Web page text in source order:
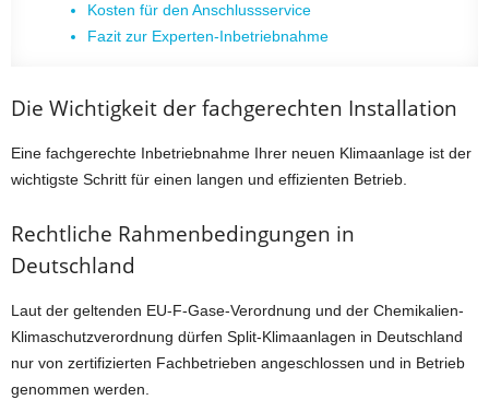
Kosten für den Anschlussservice
Fazit zur Experten-Inbetriebnahme
Die Wichtigkeit der fachgerechten Installation
Eine fachgerechte Inbetriebnahme Ihrer neuen Klimaanlage ist der
wichtigste Schritt für einen langen und effizienten Betrieb.
Rechtliche Rahmenbedingungen in
Deutschland
Laut der geltenden EU-F-Gase-Verordnung und der Chemikalien-
Klimaschutzverordnung dürfen Split-Klimaanlagen in Deutschland
nur von zertifizierten Fachbetrieben angeschlossen und in Betrieb
genommen werden.